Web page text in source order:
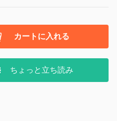
カートに入れる
ちょっと立ち読み